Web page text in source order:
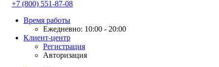
+7 (800) 551-87-08
Время работы
Ежедневно: 10:00 - 20:00
Клиент-центр
Регистрация
Авторизация